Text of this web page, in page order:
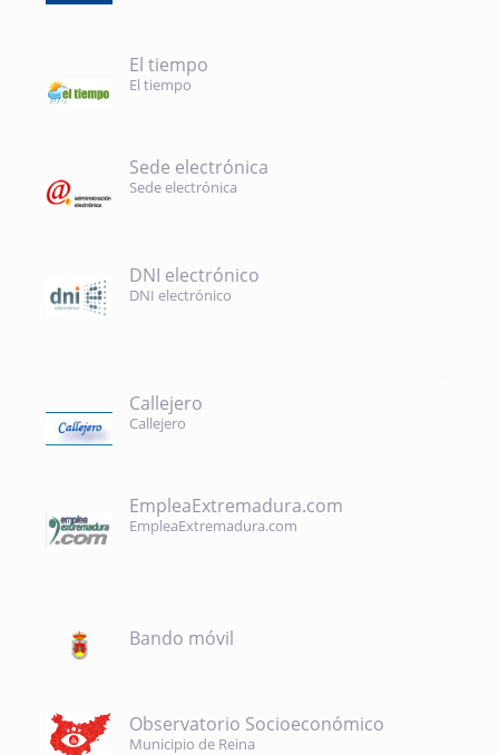
El tiempo
El tiempo
Sede electrónica
Sede electrónica
DNI electrónico
DNI electrónico
Callejero
Callejero
EmpleaExtremadura.com
EmpleaExtremadura.com
Bando móvil
Observatorio Socioeconómico
Municipio de Reina